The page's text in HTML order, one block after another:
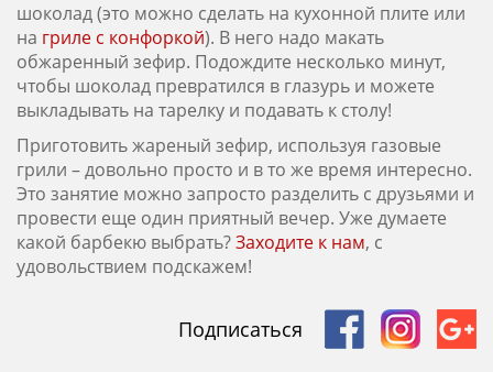
шоколад (это можно сделать на кухонной плите или
на гриле с конфоркой). В него надо макать
обжаренный зефир. Подождите несколько минут,
чтобы шоколад превратился в глазурь и можете
выкладывать на тарелку и подавать к столу!
Приготовить жареный зефир, используя газовые
грили – довольно просто и в то же время интересно.
Это занятие можно запросто разделить с друзьями и
провести еще один приятный вечер. Уже думаете
какой барбекю выбрать?Заходите к нам, с
удовольствием подскажем!
Подписаться